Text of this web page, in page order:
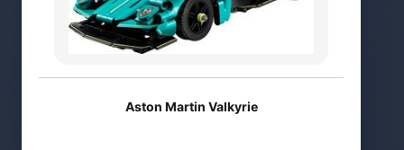
Aston Martin Valkyrie